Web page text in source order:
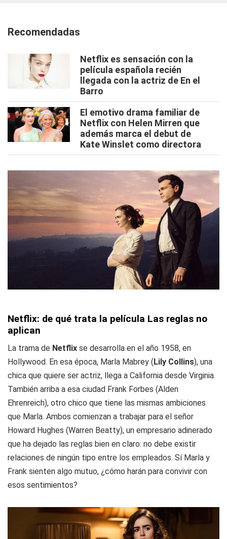
Recomendadas
Netflix es sensación con la
película española recién
llegada con la actriz de En el
Barro
El emotivo drama familiar de
Netflix con Helen Mirren que
además marca el debut de
Kate Winslet como directora
Netflix: de qué trata la película Las reglas no
aplican
La trama de Netflix se desarrolla en el año 1958, en
Hollywood. En esa época, Marla Mabrey (Lily Collins), una
chica que quiere ser actriz, llega a California desde Virginia.
También arriba a esa ciudad Frank Forbes (Alden
Ehrenreich), otro chico que tiene las mismas ambiciones
que Marla. Ambos comienzan a trabajar para el señor
Howard Hughes (Warren Beatty), un empresario adinerado
que ha dejado las reglas bien en claro: no debe existir
relaciones de ningún tipo entre los empleados. Sí Marla y
Frank sienten algo mutuo, ¿cómo harán para convivir con
esos sentimientos?